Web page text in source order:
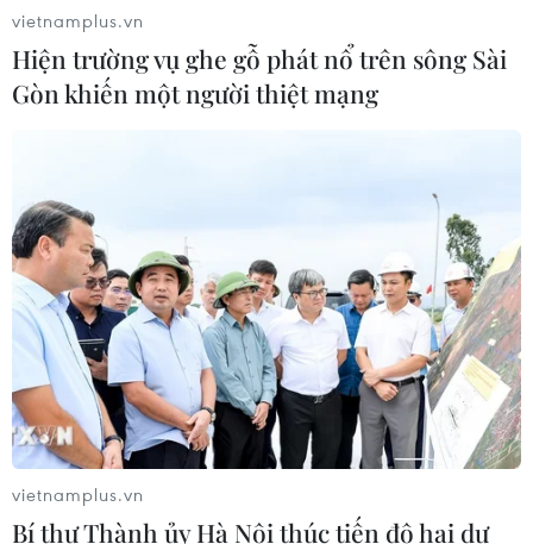
06/08/2026 07:15
Việt Nam hướng tới làm
Việt Nam và Lào thúc đẩy hợp tác
khoa học
05/08/2026 23:43
Phát triển mô hình AI giải mã “ngôn
ngữ của não bộ”
vietnamplus.vn
Hiện trường vụ ghe gỗ phát nổ trên sông Sài
Gòn khiến một người thiệt mạng
vietnamplus.vn
Bí thư Thành ủy Hà Nội thúc tiến độ hai dự